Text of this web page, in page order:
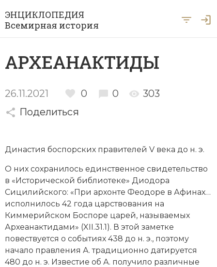
ЭНЦИКЛОПЕДИЯ
Всемирная история
Рубрики
Азия
Археология
Ближний Восток
Византия
Военная история
Генеалогия, геральдика
Государство и право
Европа
Античность
История Первобытного общества
История Средних веков
Новая история
Новейшая история
А … Я
Й К Л М Н О П Р С Т
У Ф Х Ц Ч Ш Щ Ы Э
Ю Я
АРХЕАНАКТИДЫ
26.11.2021 0 0
303
Поделиться
Династия боспорских правителей V века до н. э.
О них сохранилось единственное свидетельство
в «Исторической библиотеке» Диодора
Сицилийского: «При архонте Феодоре в Афинах…
исполнилось 42 года царствования на
Киммерийском Боспоре царей, называемых
Археанактидами» (XII.31.1). В этой заметке
повествуется о событиях 438 до н. э., поэтому
начало правления А. традиционно датируется
480 до н. э. Известие об А. получило различные